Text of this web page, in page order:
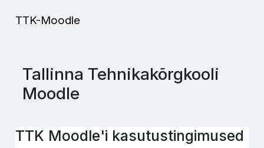
TTK-Moodle
Tallinna Tehnikakõrgkooli
Moodle
TTK Moodle'i kasutustingimused